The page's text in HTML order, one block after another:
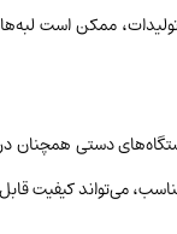
تولیدات، ممکن است
دستی همچنان
می‌تواند کیفیت